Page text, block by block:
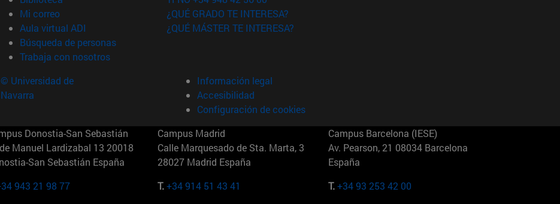
Mi correo(abre en nueva ventana)
Aula virtual ADI (abre en nueva ventana)
Búsqueda de personas(abre en nueva ventana)
Trabaja con nosotros(abre en nueva ventana)
¿QUÉ GRADO TE INTERESA?
¿QUÉ MÁSTER TE INTERESA?
© Universidad de
Navarra
Información legal
Accesibilidad
Configuración de cookies
Donostia-San Sebastián
Manuel Lardizabal 13 20018
San Sebastián España
943 21 98 77
Campus Madrid
Calle Marquesado de Sta. Marta, 3
28027 Madrid España
T.+34 914 51 43 41
Campus Barcelona (IESE)
Av. Pearson, 21 08034 Barcelona
España
T.+34 93 253 42 00